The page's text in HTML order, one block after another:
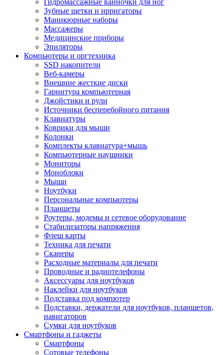
Гидромассажные ванночки для ног
Зубные щетки и ирригаторы
Маникюрные наборы
Массажеры
Медицинские приборы
Эпиляторы
Компьютеры и оргтехника
SSD накопители
Веб-камеры
Внешние жесткие диски
Гарнитура компьютерная
Джойстики и рули
Источники бесперебойного питания
Клавиатуры
Коврики для мыши
Колонки
Комплекты клавиатура+мышь
Компьютерные наушники
Мониторы
Моноблоки
Мыши
Ноутбуки
Персональные компьютеры
Планшеты
Роутеры, модемы и сетевое оборудование
Стабилизаторы напряжения
Флеш карты
Техника для печати
Сканеры
Расходные материалы для печати
Проводные и радиотелефоны
Аксессуары для ноутбуков
Наклейки для ноутбуков
Подставка под компютер
Подставки, держатели для ноутбуков, планшетов,
навигаторов
Сумки для ноутбуков
Смартфоны и гаджеты
Смартфоны
Сотовые телефоны